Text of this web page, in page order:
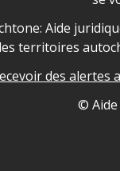
Aide
territoires
des
©